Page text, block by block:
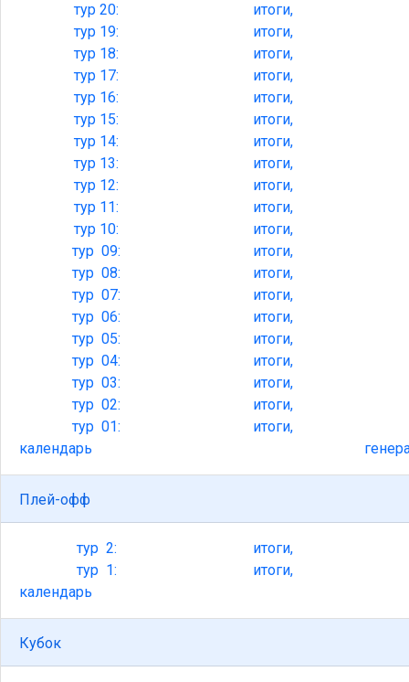
тур 20:
итоги,
тур 19:
итоги,
тур 18:
итоги,
тур 17:
итоги,
тур 16:
итоги,
тур 15:
итоги,
тур 14:
итоги,
тур 13:
итоги,
тур 12:
итоги,
тур 11:
итоги,
тур 10:
итоги,
тур 09:
итоги,
тур 08:
итоги,
тур 07:
итоги,
тур 06:
итоги,
тур 05:
итоги,
тур 04:
итоги,
тур 03:
итоги,
тур 02:
итоги,
тур 01:
итоги,
календарь
Плей-офф
тур2:
итоги,
тур1:
итоги,
календарь
Кубок